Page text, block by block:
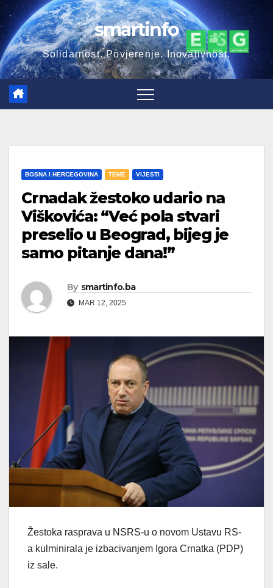
Skip
to
content
smartinfo
Solidarnost. Povjerenje. Inovativnost.
BOSNA I HERCEGOVINA TEME VIJESTI
Crnadak žestoko udario na
Viškovića: “Već pola stvari
preselio u Beograd, bijeg je
samo pitanje dana!”
By smartinfo.ba
MAR 12, 2025
Žestoka rasprava u NSRS-u o novom Ustavu RS-
a kulminirala je izbacivanjem Igora Crnatka (PDP)
iz sale.